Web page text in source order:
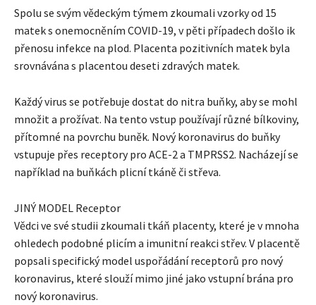
Spolu se svým vědeckým týmem zkoumali vzorky od 15
matek s onemocněním COVID-19, v pěti případech došlo ik
přenosu infekce na plod. Placenta pozitivních matek byla
srovnávána s placentou deseti zdravých matek.
Každý virus se potřebuje dostat do nitra buňky, aby se mohl
množit a prožívat. Na tento vstup používají různé bílkoviny,
přítomné na povrchu buněk. Nový koronavirus do buňky
vstupuje přes receptory pro ACE-2 a TMPRSS2. Nacházejí se
například na buňkách plicní tkáně či střeva.
JINÝ MODEL Receptor
Vědci ve své studii zkoumali tkáň placenty, které je v mnoha
ohledech podobné plicím a imunitní reakci střev. V placentě
popsali specifický model uspořádání receptorů pro nový
koronavirus, které slouží mimo jiné jako vstupní brána pro
nový koronavirus.